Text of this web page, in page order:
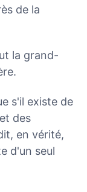
de la
la grand-
s'il existe de
des
en vérité,
d'un seul